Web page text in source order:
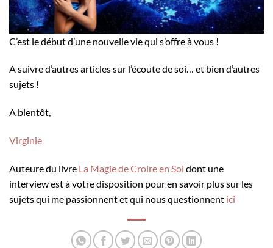
C’est le début d’une nouvelle vie qui s’offre à vous !
A suivre d’autres articles sur l’écoute de soi… et bien d’autres
sujets !
A bientôt,
Virginie
Auteure du livre La Magie de Croire en Soi dont une
interview est à votre disposition pour en savoir plus sur les
sujets qui me passionnent et qui nous questionnent ici